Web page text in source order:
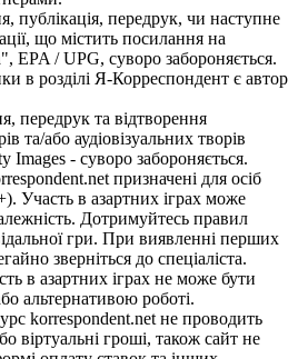
публікація, передрук, чи наступне
що містить посилання на
EPA / UPG, суворо забороняється.
в розділі Я-Корреспондент є автор
передрук та відтворення
та/або аудіовізуальних творів
Images - суворо забороняється.
призначені для осіб
Участь в азартних іграх може
Дотримуйтесь правил
гри. При виявленні перших
зверніться до спеціаліста.
в азартних іграх не може бути
альтернативою роботі.
korrespondent.net не проводить
віртуальні гроші, також сайт не